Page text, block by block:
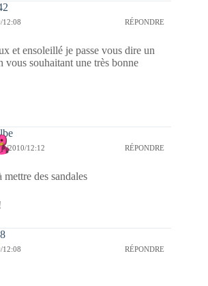
12:08 RÉPONDRE
et ensoleillé je passe vous dire un
vous souhaitant une très bonne
2010/12:12 RÉPONDRE
mettre des sandales
12:08 RÉPONDRE